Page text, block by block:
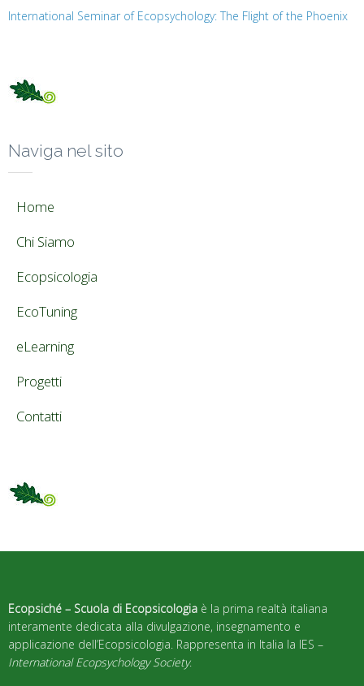
International Seminar of Ecopsychology: The Flight of the Phoenix
Naviga nel sito
Home
Chi Siamo
Ecopsicologia
EcoTuning
eLearning
Progetti
Contatti
Ecopsiché – Scuola di Ecopsicologia è la prima realtà italiana
interamente dedicata alla divulgazione, insegnamento e
applicazione dell’Ecopsicologia. Rappresenta in Italia la IES –
International Ecopsychology Society.